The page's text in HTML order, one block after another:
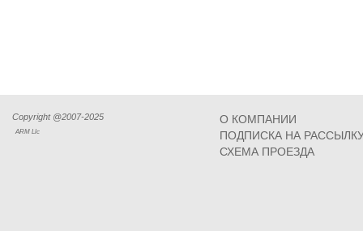
Copyright @2007-2025
ARM Llc
О КОМПАНИИ
ПОДПИСКА НА
СХЕМА ПРОЕЗДА